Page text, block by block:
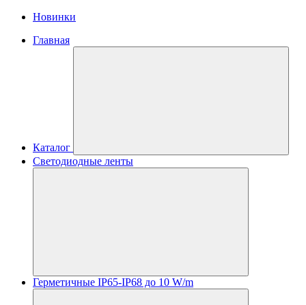
Новинки
Главная
Каталог
Светодиодные ленты
Герметичные IP65-IP68 до 10 W/m